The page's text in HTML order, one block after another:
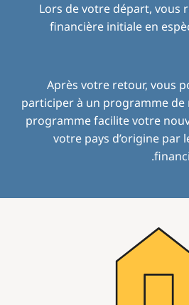
Lors de votre départ, vous
financière initiale en
Après votre retour, vous
participer à un programme de
programme facilite votre
votre pays d’origine par